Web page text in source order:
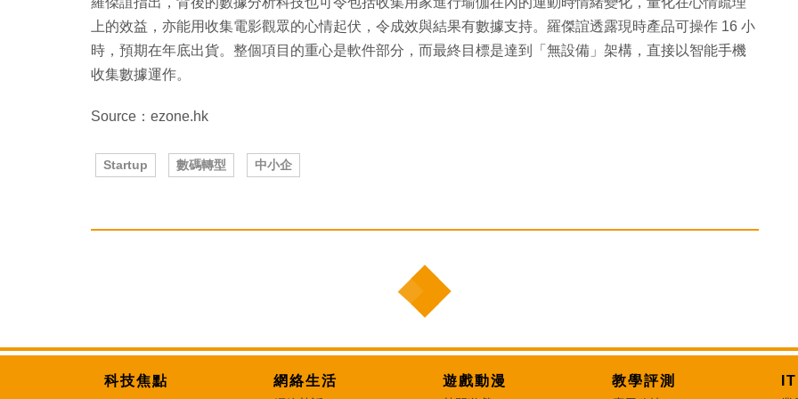
上的效益，亦能用收集電影觀眾的心情起伏，令成效與結果有數據支持。羅傑誼透露現時產品可操作 16 小
時，預期在年底出貨。整個項目的重心是軟件部分，而最終目標是達到「無設備」架構，直接以智能手機
收集數據運作。
Source：ezone.hk
Startup 數碼轉型 中小企
科技焦點 網絡生活 遊戲動漫 教學評測